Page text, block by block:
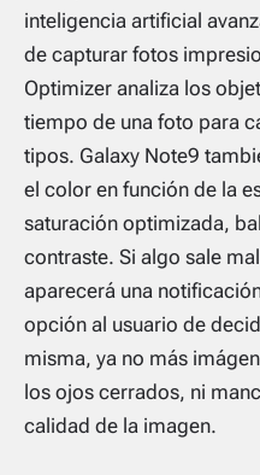
inteligencia artificial
de capturar fotos
Optimizer analiza los
tiempo de una foto para
tipos. Galaxy Note9
el color en función de la
saturación optimizada,
contraste. Si algo sale
aparecerá una
opción al usuario de
misma, ya no más
los ojos cerrados, ni
calidad de la imagen.